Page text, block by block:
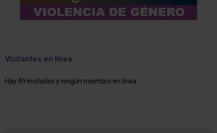
Visitantes en línea
Hay 49 invitados y ningún miembro en línea